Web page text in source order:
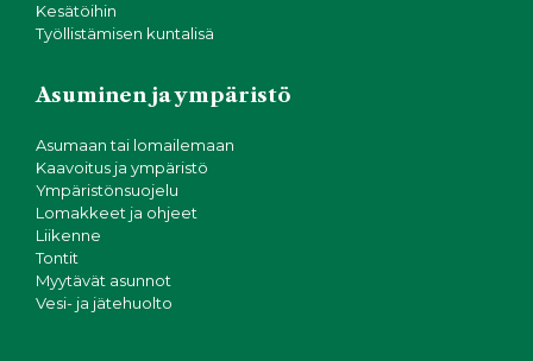
Kesätöihin
Työllistämisen kuntalisä
Asuminen ja ympäristö
Asumaan tai lomailemaan
Kaavoitus ja ympäristö
Ympäristönsuojelu
Lomakkeet ja ohjeet
Liikenne
Tontit
Myytävät asunnot
Vesi- ja jätehuolto